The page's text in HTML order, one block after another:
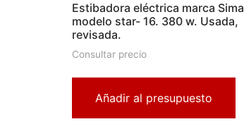
Estibadora eléctrica marca Sima
modelo star- 16. 380 w. Usada,
revisada.
Consultar precio
Añadir al presupuesto